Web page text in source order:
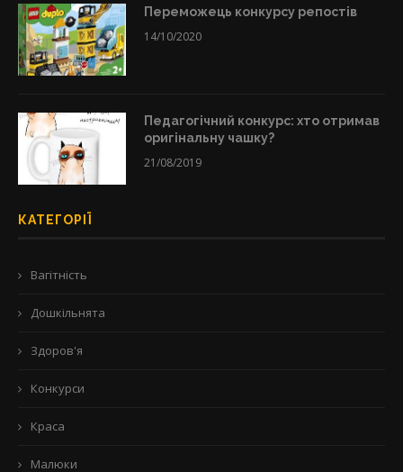
Переможець конкурсу репостів
14/10/2020
Педагогічний конкурс: хто отримав
оригінальну чашку?
21/08/2019
КАТЕГОРІЇ
Вагітність
Дошкільнята
Здоров'я
Конкурси
Краса
Малюки